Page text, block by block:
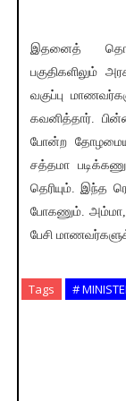
இதனைத்
பகுதிகளிலும்
வகுப்பு
கவனித்தார்.
போன்ற
சத்தமா
தெரியும். இந்த
போகணும். அம்மா,
பேசி
Tags #